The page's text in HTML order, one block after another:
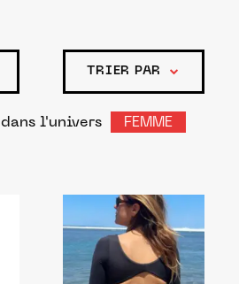
TRIER PAR
dans l'univers
FEMME